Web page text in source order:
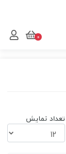
تعداد نمایش
0